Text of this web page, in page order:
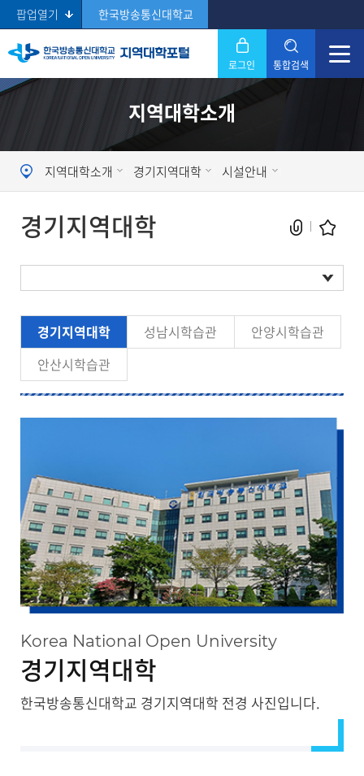
팝업열기 한국방송통신대학교
로그인 통합검색
Search 지역대학소개
지역대학소개 경기지역대학 시설안내
현재 페이지를 즐겨찾는 메뉴로
등록하시겠습니까?
경기지역대학
시설현황
경기지역대학 성남시학습관
안양시학습관
안산시학습관
Korea National Open University
경기지역대학
한국방송통신대학교 경기지역대학 전경 사진입니다.